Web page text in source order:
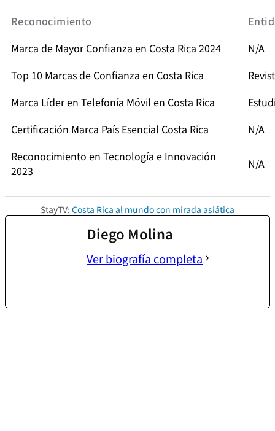
Reconocimiento
Marca de Mayor Confianza en Costa Rica 2024
N/A
Top 10 Marcas de Confianza en Costa Rica
Marca Líder en Telefonía Móvil en Costa Rica
Certificación Marca País Esencial Costa Rica
N/A
Reconocimiento en Tecnología e Innovación
2023
N/A
Mejor Evaluación por Usuarios 2023
StayTV: Costa Rica al mundo con mirada asiática
Diego Molina
Ver biografía completa